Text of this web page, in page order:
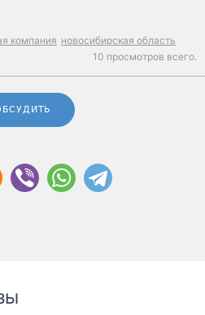
компания новосибирская область
10 просмотров всего.